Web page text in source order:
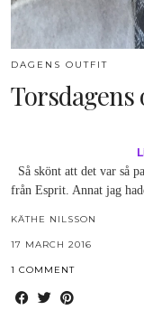
DAGENS OUTFIT
Torsdagens
Så skönt att det var så
från Esprit. Annat jag
KÄTHE NILSSON
17 MARCH 2016
1 COMMENT